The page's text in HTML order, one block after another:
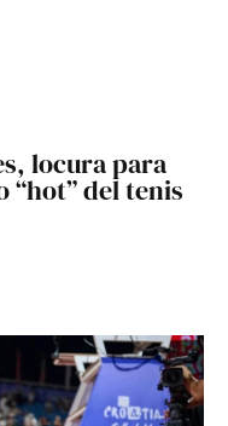
locura para
“hot” del tenis